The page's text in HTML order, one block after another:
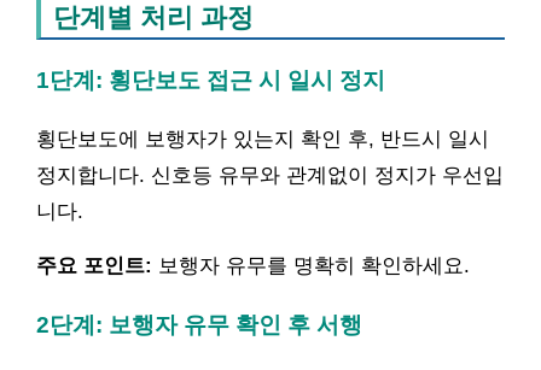
단계별 처리 과정
1단계: 횡단보도 접근 시 일시 정지
횡단보도에 보행자가 있는지 확인 후, 반드시 일시
정지합니다. 신호등 유무와 관계없이 정지가 우선입
니다.
주요 포인트: 보행자 유무를 명확히 확인하세요.
2단계: 보행자 유무 확인 후 서행